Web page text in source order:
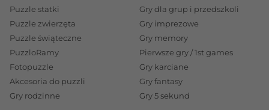
Puzzle statki
Puzzle zwierzęta
Puzzle świąteczne
PuzzloRamy
Fotopuzzle
Akcesoria do puzzli
Gry rodzinne
Gry dla grup i przedszkoli
Gry imprezowe
Gry memory
Pierwsze gry / 1st games
Gry karciane
Gry fantasy
Gry 5 sekund